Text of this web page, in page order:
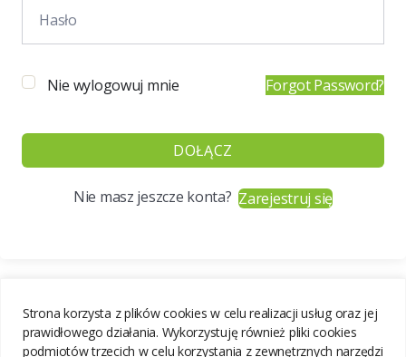
Strona korzysta z plików cookies w celu realizacji usług oraz jej
prawidłowego działania. Wykorzystuję również pliki cookies
podmiotów trzecich w celu korzystania z zewnętrznych narzędzi
Nie wylogowuj mnie Forgot Password?
DOŁĄCZ
Nie masz jeszcze konta?Zarejestruj się